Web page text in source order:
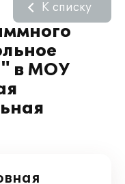
в МОУ
К списку